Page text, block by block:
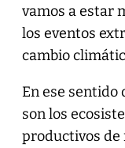
vamos a estar
los eventos
cambio
En ese sentido
son los
productivos de